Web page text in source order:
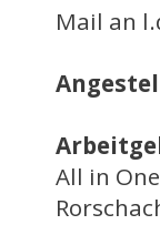
Mail an
All in